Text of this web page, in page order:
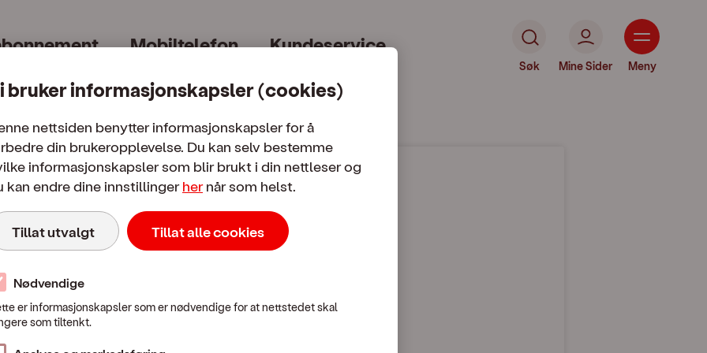
Mobiltelefon Kundeservice
Søk Mine Sider Meny
Mobilpriser
Mobilpriser når du ringer eller sender SMS / MMS til utlandet
bruker informasjonskapsler (cookies)
nettsiden benytter informasjonskapsler for å
din brukeropplevelse. Du kan selv bestemme
informasjonskapsler som blir brukt i din nettleser og
kan endre dine innstillinger her når som helst.
Tillat utvalgt Tillat alle cookies
Nødvendige
er informasjonskapsler som er nødvendige for at nettstedet skal
som tiltenkt.